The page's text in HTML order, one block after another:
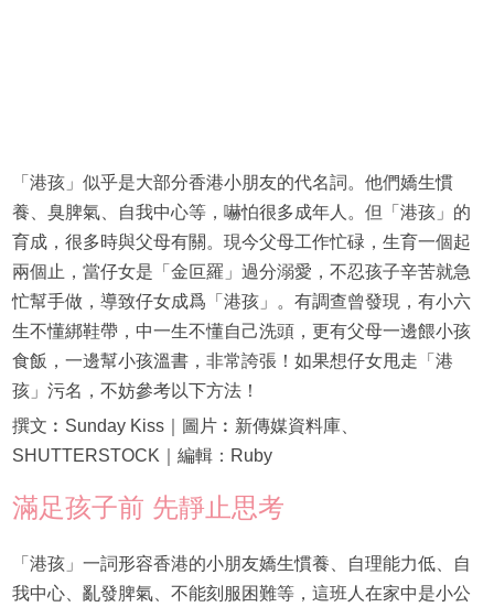
「港孩」似乎是大部分香港小朋友的代名詞。他們嬌生慣
養、臭脾氣、自我中心等，嚇怕很多成年人。但「港孩」的
育成，很多時與父母有關。現今父母工作忙碌，生育一個起
兩個止，當仔女是「金叵羅」過分溺愛，不忍孩子辛苦就急
忙幫手做，導致仔女成爲「港孩」。有調查曾發現，有小六
生不懂綁鞋帶，中一生不懂自己洗頭，更有父母一邊餵小孩
食飯，一邊幫小孩溫書，非常誇張！如果想仔女甩走「港
孩」污名，不妨參考以下方法！
撰文︰Sunday Kiss｜圖片︰新傳媒資料庫、
SHUTTERSTOCK｜編輯：Ruby
滿足孩子前 先靜止思考
「港孩」一詞形容香港的小朋友嬌生慣養、自理能力低、自
我中心、亂發脾氣、不能刻服困難等，這班人在家中是小公